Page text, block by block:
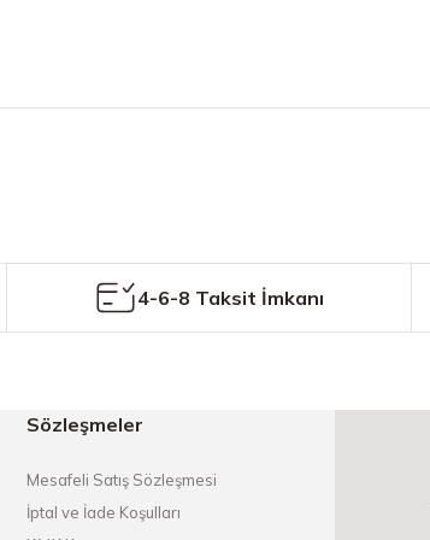
4-6-8 Taksit İmkanı
Sözleşmeler
Mesafeli Satış Sözleşmesi
İptal ve İade Koşulları